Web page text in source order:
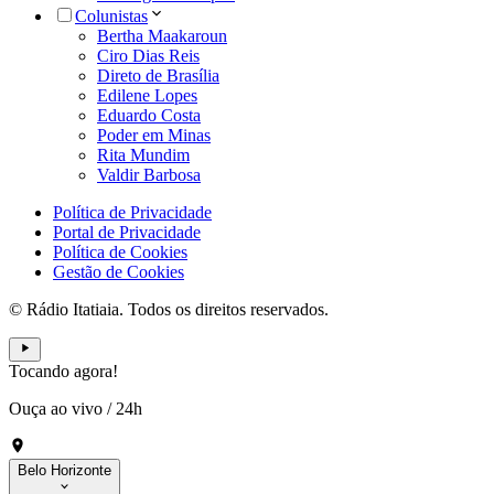
Colunistas
Bertha Maakaroun
Ciro Dias Reis
Direto de Brasília
Edilene Lopes
Eduardo Costa
Poder em Minas
Rita Mundim
Valdir Barbosa
Política de Privacidade
Portal de Privacidade
Política de Cookies
Gestão de Cookies
© Rádio Itatiaia. Todos os direitos reservados.
Tocando agora!
Ouça ao vivo / 24h
Belo Horizonte